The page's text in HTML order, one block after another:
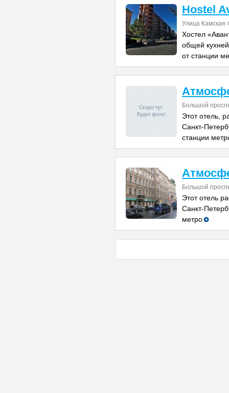
Hostel
Улица Камская
Хостел
общей
от станции
Большой
Этот отель,
Санкт-
станции
Большой
Этот отель
Санкт-
метро